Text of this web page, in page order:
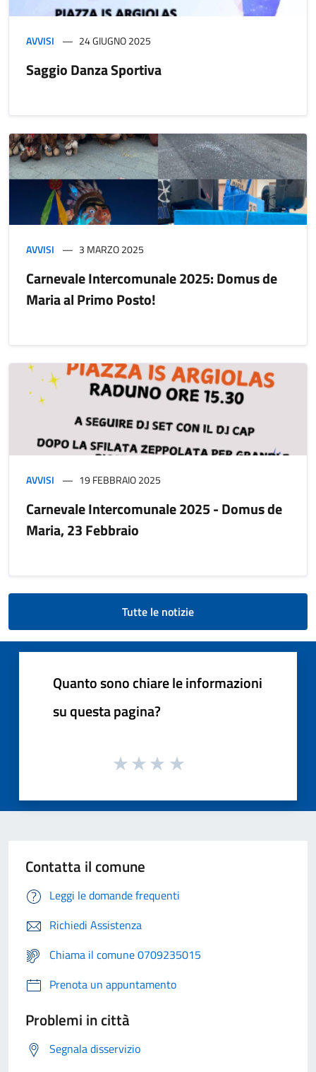
AVVISI 24 GIUGNO 2025
Saggio Danza Sportiva
AVVISI 3 MARZO 2025
Carnevale Intercomunale 2025: Domus de
Maria al Primo Posto!
AVVISI 19 FEBBRAIO 2025
Carnevale Intercomunale 2025 - Domus de
Maria, 23 Febbraio
Tutte le notizie
Quanto sono chiare le informazioni
su questa pagina?
Contatta il comune
Leggi le domande frequenti
Richiedi Assistenza
Chiama il comune 0709235015
Prenota un appuntamento
Problemi in città
Segnala disservizio